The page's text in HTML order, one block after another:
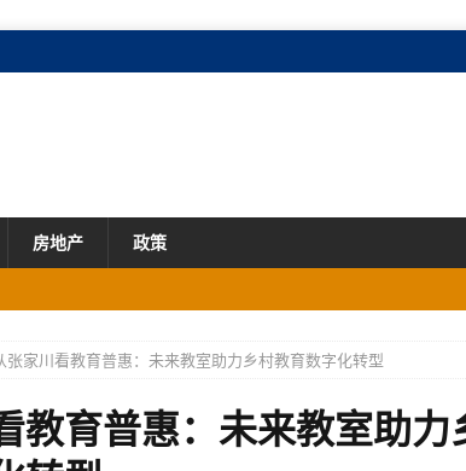
房地产 政策
业
张家川看教育普惠：未来教室助力乡村教育数字化转型
教育普惠：未来教室助力